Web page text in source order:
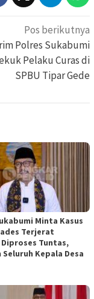
Pos berikutnya
Polres Sukabumi
Pelaku Curas di
SPBU Tipar Gede
Minta Kasus
Terjerat
Tuntas,
Kepala Desa